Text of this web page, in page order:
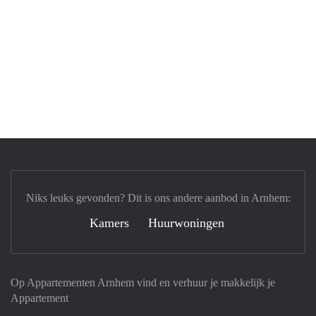
Op Appartementen Arnhem vind en verhuur je makkelijk je
Appartement
Niks leuks gevonden? Dit is ons andere aanbod in Arnhem:
Kamers Huurwoningen